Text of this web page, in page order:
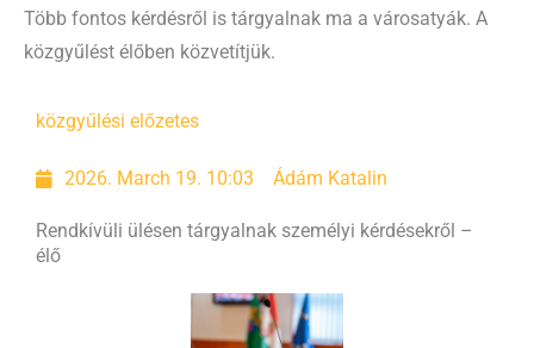
Több fontos kérdésről is tárgyalnak ma a városatyák. A
közgyűlést élőben közvetítjük.
közgyűlési előzetes
2026. March 19. 10:03 Ádám Katalin
Rendkívüli ülésen tárgyalnak személyi kérdésekről –
élő